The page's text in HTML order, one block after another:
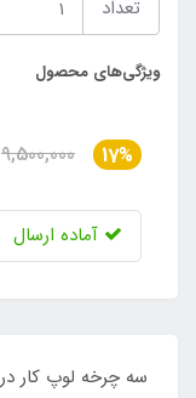
تعداد
ویژگی‌های محصول
17%
9,500,000
آماده ارسال